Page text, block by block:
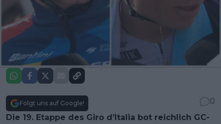
Folgt uns auf Google!
0
Die 19. Etappe des Giro d’Italia bot reichlich GC-